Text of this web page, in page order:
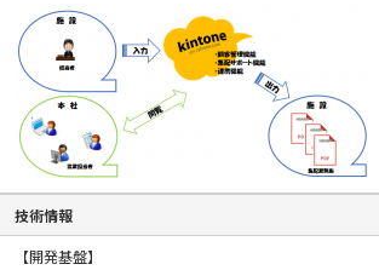
技術情報
【開発基盤】